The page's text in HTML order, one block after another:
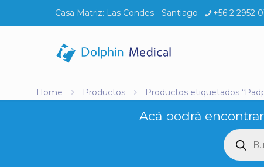
Casa Matriz: Las Condes - Santiago +56 2 2952
Home Productos Productos etiquetados
Acá podrá
de